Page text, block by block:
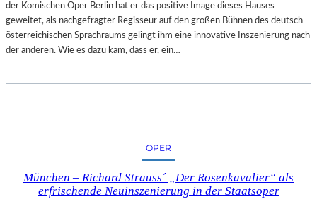
der Komischen Oper Berlin hat er das positive Image dieses Hauses
geweitet, als nachgefragter Regisseur auf den großen Bühnen des deutsch-
österreichischen Sprachraums gelingt ihm eine innovative Inszenierung nach
der anderen. Wie es dazu kam, dass er, ein…
OPER
München – Richard Strauss´ „Der Rosenkavalier“ als
erfrischende Neuinszenierung in der Staatsoper